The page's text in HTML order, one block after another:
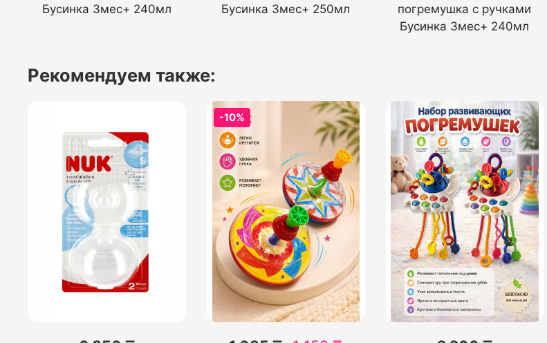
Бусинка 3мес+ 240мл
Бусинка 3мес+ 250мл
погремушка с ручками
Бусинка 3мес+ 240мл
Рекомендуем также:
-10%